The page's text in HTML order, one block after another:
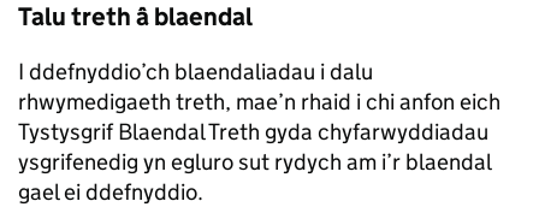
Talu treth â blaendal
I ddefnyddio’ch blaendaliadau i dalu
rhwymedigaeth treth, mae’n rhaid i chi anfon eich
Tystysgrif Blaendal Treth gyda chyfarwyddiadau
ysgrifenedig yn egluro sut rydych am i’r blaendal
gael ei ddefnyddio.